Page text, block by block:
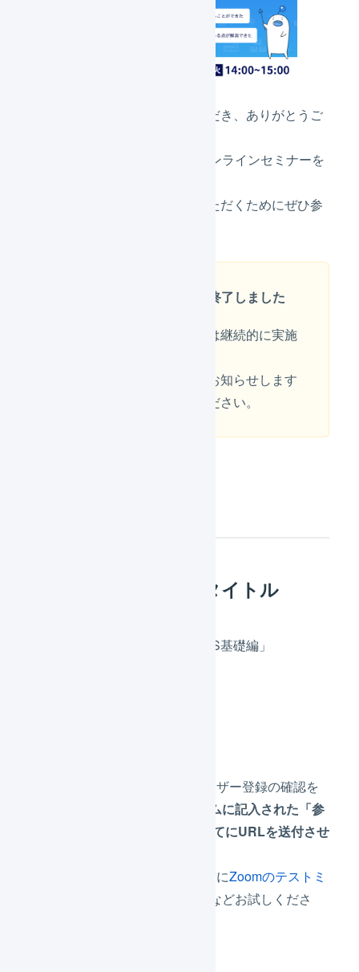
いつもLOGILESSをご利用いただき、ありがとうご
ご契約中の利用者さま向けにオンラインセミナーを
LOGILESSをより一層ご活用いただくためにぜひ参
参加申し込みの受付は終了しました
今後も同じ内容のセミナーは継続的に実施
次回の開催についても順次お知らせします
ので、ぜひ参加をご検討ください。
オンラインセミナータイトル
「仕組みから学べる！LOGILESS基礎編」
※申し込みフォーム登録後、ユーザー登録の確認を
本申し込みフォームに記入された「参
加者情報 メールアドレス」宛てにURLを送付させ
※参加予定のデバイスにて、事前にZoomのテストミ
し、音量設定などお試しくださ